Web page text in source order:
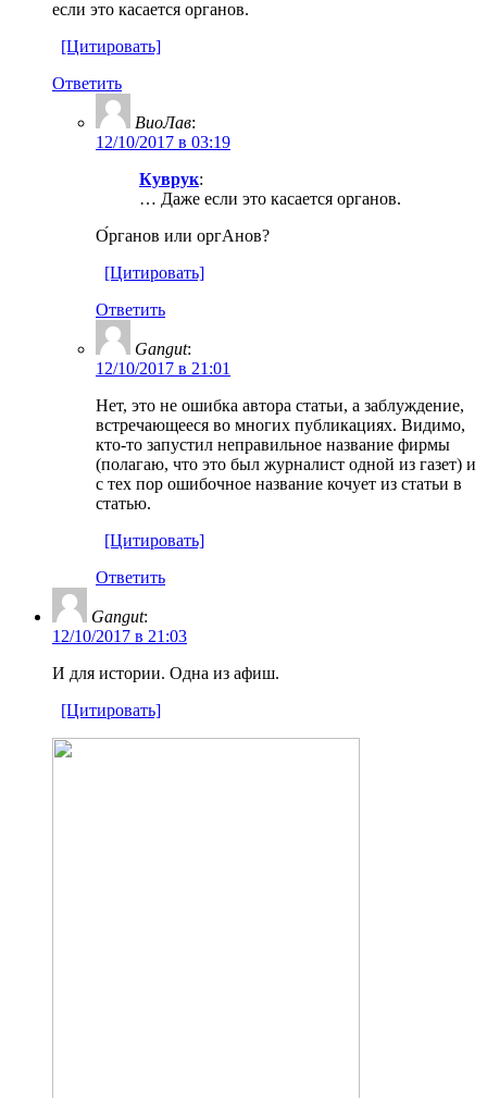
если это касается органов.
[Цитировать]
Ответить
ВиоЛав:
12/10/2017 в 03:19
Куврук:
… Даже если это касается органов.
О́рганов или оргАнов?
[Цитировать]
Ответить
Gangut:
12/10/2017 в 21:01
Нет, это не ошибка автора статьи, а заблуждение,
встречающееся во многих публикациях. Видимо,
кто-то запустил неправильное название фирмы
(полагаю, что это был журналист одной из газет) и
с тех пор ошибочное название кочует из статьи в
статью.
[Цитировать]
Ответить
Gangut:
12/10/2017 в 21:03
И для истории. Одна из афиш.
[Цитировать]